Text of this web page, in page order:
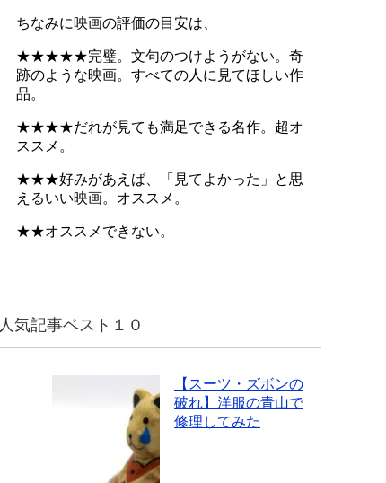
ちなみに映画の評価の目安は、
★★★★★完璧。文句のつけようがない。奇
跡のような映画。すべての人に見てほしい作
品。
★★★★だれが見ても満足できる名作。超オ
ススメ。
★★★好みがあえば、「見てよかった」と思
えるいい映画。オススメ。
★★オススメできない。
人気記事ベスト１０
【スーツ・ズボンの
破れ】洋服の青山で
修理してみた